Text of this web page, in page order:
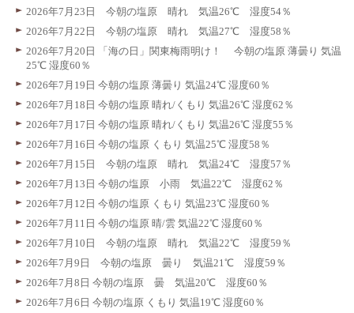
2026年7月23日 今朝の塩原 晴れ 気温26℃ 湿度54％
2026年7月22日 今朝の塩原 晴れ 気温27℃ 湿度58％
2026年7月20日 「海の日」関東梅雨明け！ 今朝の塩原 薄曇り 気温
25℃ 湿度60％
2026年7月19日 今朝の塩原 薄曇り 気温24℃ 湿度60％
2026年7月18日 今朝の塩原 晴れ/くもり 気温26℃ 湿度62％
2026年7月17日 今朝の塩原 晴れ/くもり 気温26℃ 湿度55％
2026年7月16日 今朝の塩原 くもり 気温25℃ 湿度58％
2026年7月15日 今朝の塩原 晴れ 気温24℃ 湿度57％
2026年7月13日 今朝の塩原 小雨 気温22℃ 湿度62％
2026年7月12日 今朝の塩原 くもり 気温23℃ 湿度60％
2026年7月11日 今朝の塩原 晴/雲 気温22℃ 湿度60％
2026年7月10日 今朝の塩原 晴れ 気温22℃ 湿度59％
2026年7月9日 今朝の塩原 曇り 気温21℃ 湿度59％
2026年7月8日 今朝の塩原 曇 気温20℃ 湿度60％
2026年7月6日 今朝の塩原 くもり 気温19℃ 湿度60％